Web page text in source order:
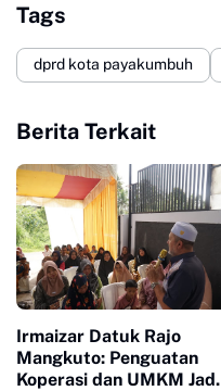
Tags
dprd kota payakumbuh
Berita Terkait
Irmaizar Datuk Rajo
Mangkuto: Penguatan
Koperasi dan UMKM Jadi